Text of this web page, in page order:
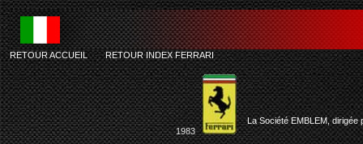
RETOUR ACCUEIL-RETOUR INDEX FERRARI
1983
La Société EMBLEM,